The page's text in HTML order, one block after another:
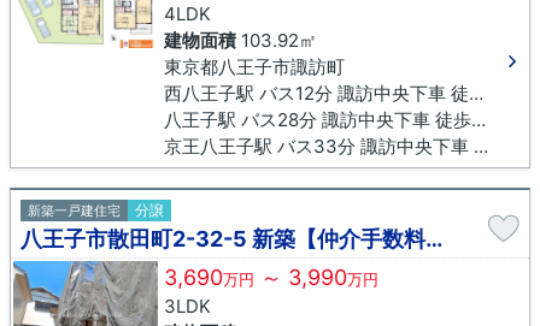
4LDK
建物面積103.92㎡
東京都八王子市諏訪町
西八王子駅 バス12分 諏訪中央下車 徒歩2分
八王子駅 バス28分 諏訪中央下車 徒歩2分
京王八王子駅 バス33分 諏訪中央下車 徒歩2分
新築一戸建住宅 分譲
八王子市散田町2-32-5 新築【仲介手数料無料】
3,690万円 ～ 3,990万円
3LDK